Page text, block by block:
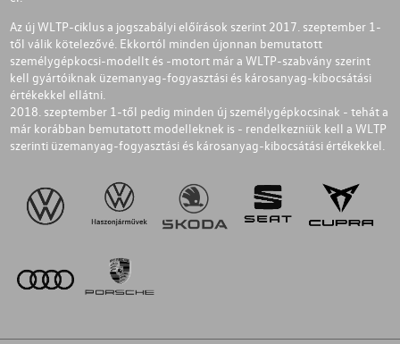
Az új WLTP-ciklus a jogszabályi előírások szerint 2017. szeptember 1-
től válik kötelezővé. Ekkortól minden újonnan bemutatott
személygépkocsi-modellt és -motort már a WLTP-szabvány szerint
kell gyártóiknak üzemanyag-fogyasztási és károsanyag-kibocsátási
értékekkel ellátni.
2018. szeptember 1-től pedig minden új személygépkocsinak - tehát a
már korábban bemutatott modelleknek is - rendelkezniük kell a WLTP
szerinti üzemanyag-fogyasztási és károsanyag-kibocsátási értékekkel.